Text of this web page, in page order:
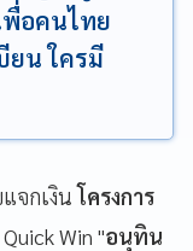
พื่อคนไทย
ยน ใครมี
แจกเงินโครงการ
Win "อนุทิน